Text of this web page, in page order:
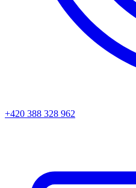
+420 388 328 962